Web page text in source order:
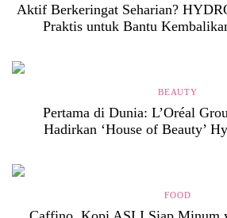
Aktif Berkeringat Seharian?
Praktis untuk Bantu
BEAUTY
Pertama di Dunia: L’Oréal
Hadirkan ‘House of Beauty’
FOOD